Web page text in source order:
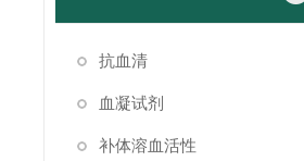
抗血清
血凝试剂
补体溶血活性